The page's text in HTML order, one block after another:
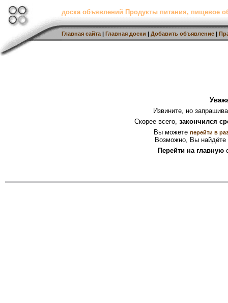
доска объявлений Продукты питания, пищевое
Главная сайта | Главная доски | Добавить объявление |
Извините, но
Скорее всего, закончился
Вы можете перейти в
Возможно, Вы найдёте
Перейти на главную